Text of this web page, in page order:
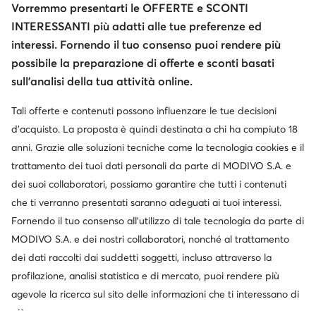
Cambia paese: Italia (IT)
© escarpe.it 2026
Modifica impostazioni
Informativa sulla privacy
Protezione dei dati
Vorremmo presentarti le OFFERTE e SCONTI
INTERESSANTI più adatti alle tue preferenze ed
interessi. Fornendo il tuo consenso puoi rendere più
possibile la preparazione di offerte e sconti basati
sull’analisi della tua attività online.
Tali offerte e contenuti possono influenzare le tue decisioni
d’acquisto. La proposta è quindi destinata a chi ha compiuto 18
anni. Grazie alle soluzioni tecniche come la tecnologia cookies e il
trattamento dei tuoi dati personali da parte di MODIVO S.A. e
dei suoi collaboratori, possiamo garantire che tutti i contenuti
che ti verranno presentati saranno adeguati ai tuoi interessi.
Fornendo il tuo consenso all’utilizzo di tale tecnologia da parte di
MODIVO S.A. e dei nostri collaboratori, nonché al trattamento
dei dati raccolti dai suddetti soggetti, incluso attraverso la
profilazione, analisi statistica e di mercato, puoi rendere più
agevole la ricerca sul sito delle informazioni che ti interessano di